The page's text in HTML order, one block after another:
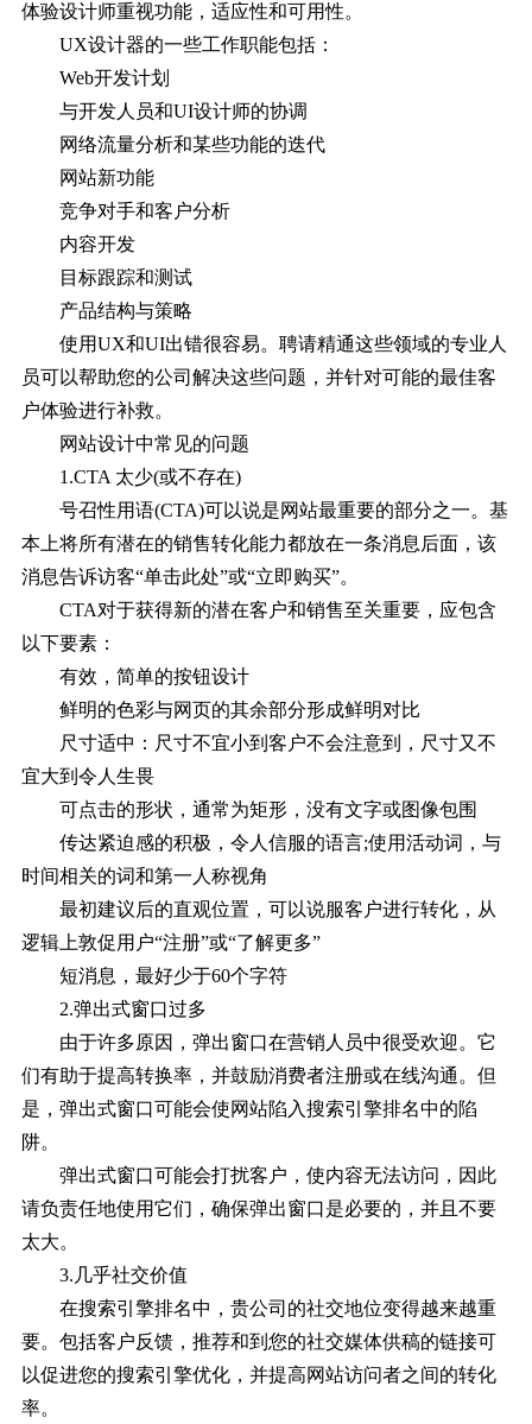
体验设计师重视功能，适应性和可用性。
UX设计器的一些工作职能包括：
Web开发计划
与开发人员和UI设计师的协调
网络流量分析和某些功能的迭代
网站新功能
竞争对手和客户分析
内容开发
目标跟踪和测试
产品结构与策略
使用UX和UI出错很容易。聘请精通这些领域的专业人
员可以帮助您的公司解决这些问题，并针对可能的最佳客
户体验进行补救。
网站设计中常见的问题
1.CTA 太少(或不存在)
号召性用语(CTA)可以说是网站最重要的部分之一。基
本上将所有潜在的销售转化能力都放在一条消息后面，该
消息告诉访客“单击此处”或“立即购买”。
CTA对于获得新的潜在客户和销售至关重要，应包含
以下要素：
有效，简单的按钮设计
鲜明的色彩与网页的其余部分形成鲜明对比
尺寸适中：尺寸不宜小到客户不会注意到，尺寸又不
宜大到令人生畏
可点击的形状，通常为矩形，没有文字或图像包围
传达紧迫感的积极，令人信服的语言;使用活动词，与
时间相关的词和第一人称视角
最初建议后的直观位置，可以说服客户进行转化，从
逻辑上敦促用户“注册”或“了解更多”
短消息，最好少于60个字符
2.弹出式窗口过多
由于许多原因，弹出窗口在营销人员中很受欢迎。它
们有助于提高转换率，并鼓励消费者注册或在线沟通。但
是，弹出式窗口可能会使网站陷入搜索引擎排名中的陷
阱。
弹出式窗口可能会打扰客户，使内容无法访问，因此
请负责任地使用它们，确保弹出窗口是必要的，并且不要
太大。
3.几乎社交价值
在搜索引擎排名中，贵公司的社交地位变得越来越重
要。包括客户反馈，推荐和到您的社交媒体供稿的链接可
以促进您的搜索引擎优化，并提高网站访问者之间的转化
率。